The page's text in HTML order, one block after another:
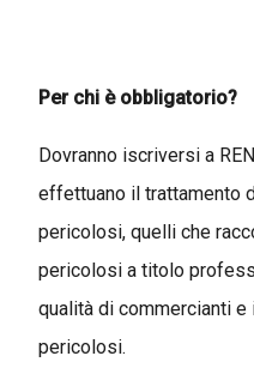
Per chi è obbligatorio?
Dovranno iscriversi a
effettuano il trattamento
pericolosi, quelli che
pericolosi a titolo
qualità di commercianti
pericolosi.